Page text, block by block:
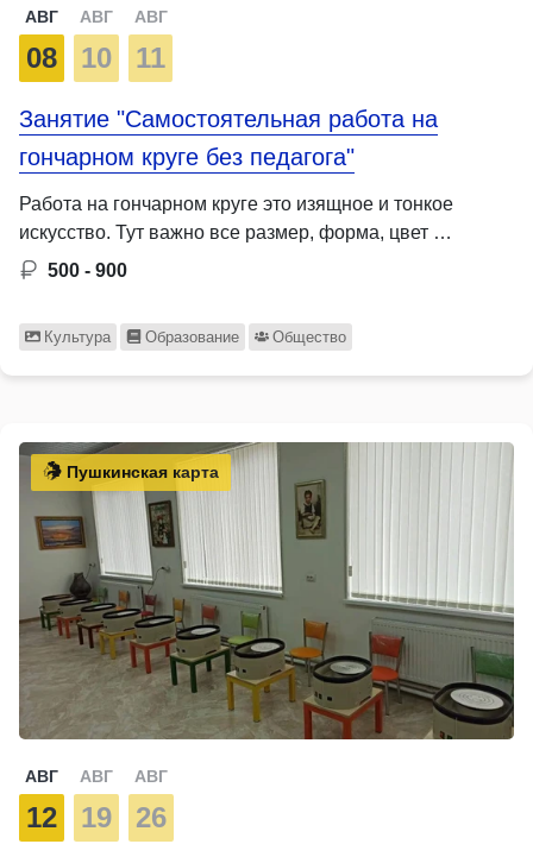
АВГ
08
АВГ
10
АВГ
11
Занятие "Самостоятельная работа на
гончарном круге без педагога"
Работа на гончарном круге это изящное и тонкое
искусство. Тут важно все размер, форма, цвет …
500 - 900
Культура Образование Общество
Пушкинская карта
АВГ
12
АВГ
19
АВГ
26